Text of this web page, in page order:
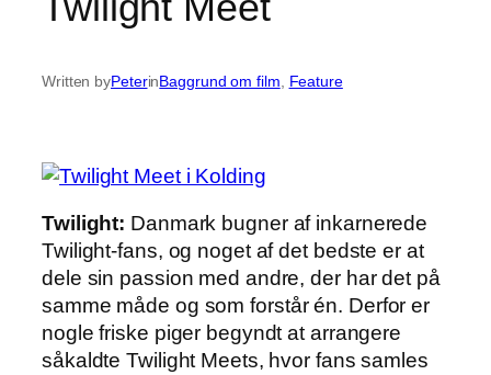
Written byPeterinBaggrund om film Feature
Twilight: Danmark bugner af inkarnerede
Twilight-fans, og noget af det bedste er at
dele sin passion med andre, der har det på
samme måde og som forstår én. Derfor er
nogle friske piger begyndt at arrangere
såkaldte Twilight Meets, hvor fans samles